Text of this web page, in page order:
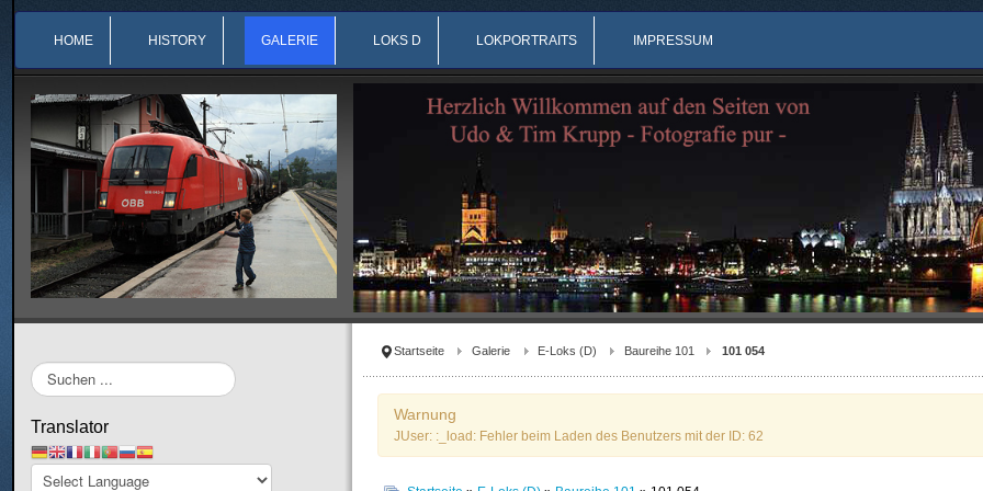
HOME HISTORY GALERIE LOKS D LOKPORTRAITS IMPRESSUM
Startseite Galerie E-Loks (D) Baureihe 101 101 054
Warnung
JUser: :_load: Fehler beim Laden des Benutzers mit der ID: 62
Suchen
...
Translator